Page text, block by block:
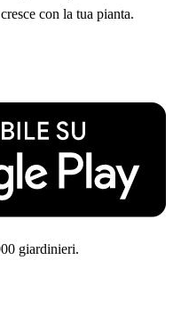
con la tua pianta.
giardinieri.